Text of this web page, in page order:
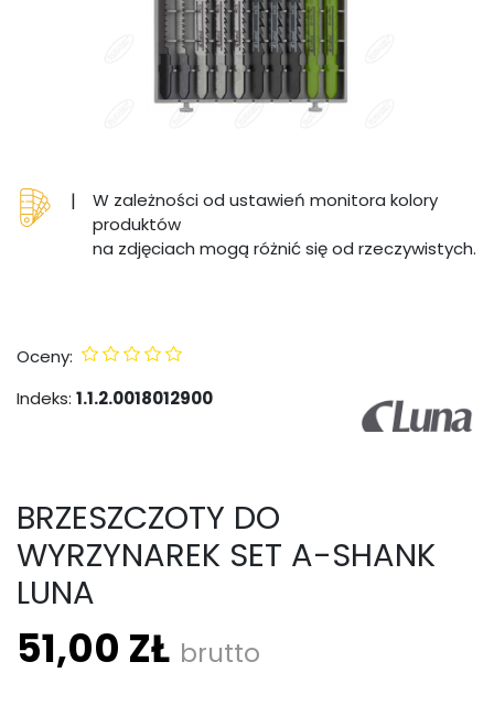
|
W zależności od ustawień monitora kolory
produktów
na zdjęciach mogą różnić się od rzeczywistych.
Oceny:
Indeks: 1.1.2.0018012900
BRZESZCZOTY DO
WYRZYNAREK SET A-SHANK
LUNA
51,00 ZŁ brutto